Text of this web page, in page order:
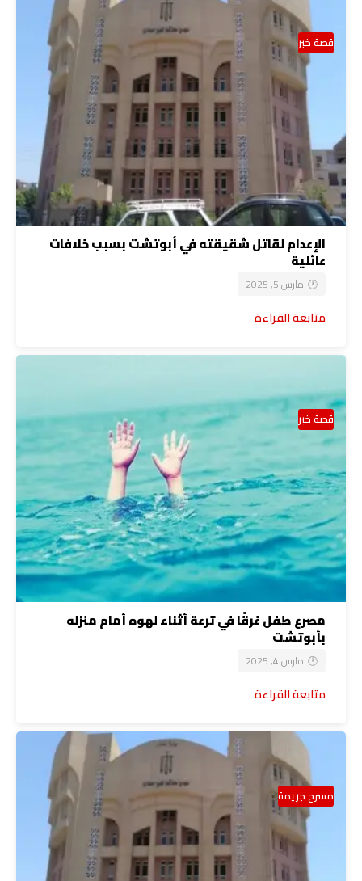
قصة خبر
الإعدام لقاتل شقيقته في أبوتشت بسبب خلافات
عائلية
مارس 5, 2025
متابعة القراءة
قصة خبر
مصرع طفل غرقًا في ترعة أثناء لهوه أمام منزله
بأبوتشت
مارس 4, 2025
متابعة القراءة
مسرح جريمة